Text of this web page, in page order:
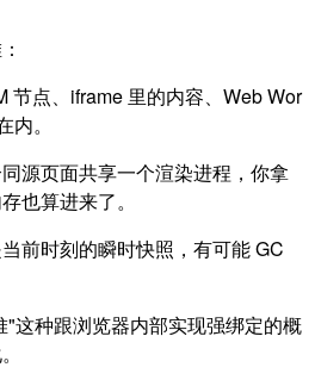
节点、iframe 里的内容、Web Wor
。
源页面共享一个渲染进程，你拿
也算进来了。
前时刻的瞬时快照，有可能 GC
"这种跟浏览器内部实现强绑定的概